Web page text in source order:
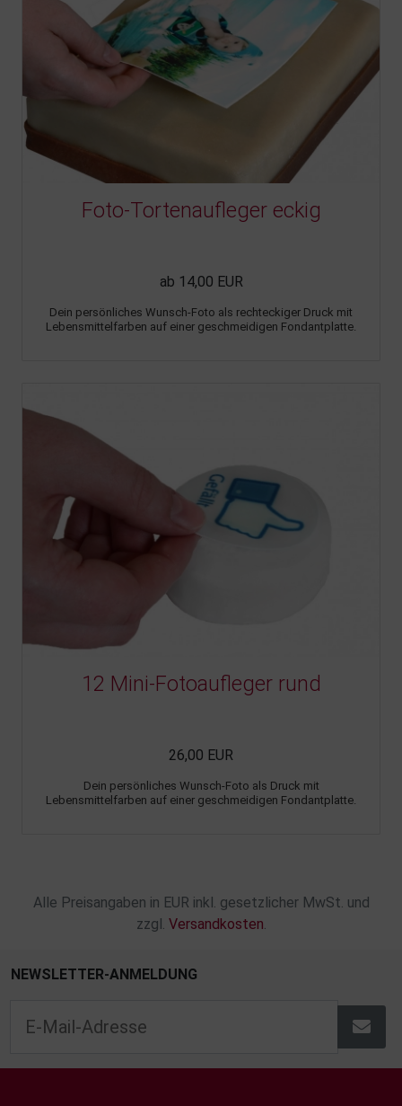
Foto-Tortenaufleger eckig
ab 14,00 EUR
Dein persönliches Wunsch-Foto als rechteckiger Druck mit
Lebensmittelfarben auf einer geschmeidigen Fondantplatte.
12 Mini-Fotoaufleger rund
26,00 EUR
Dein persönliches Wunsch-Foto als Druck mit
Lebensmittelfarben auf einer geschmeidigen Fondantplatte.
Alle Preisangaben in EUR inkl. gesetzlicher MwSt. und
zzgl. Versandkosten
NEWSLETTER-ANMELDUNG